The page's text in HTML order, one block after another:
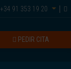
+34 91 353 19 20
PEDIR CITA